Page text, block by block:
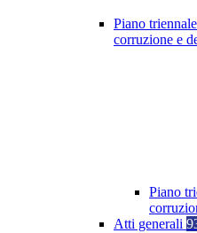
Piano
corruzione e
Piano
Atti generali